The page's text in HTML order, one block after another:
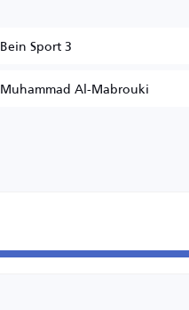
Bein Sport 3
Muhammad Al-Mabrouki